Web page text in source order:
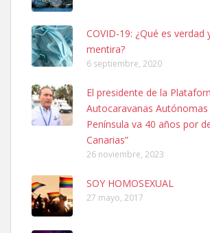
SHIBA PERDIDO AVDA JOSE MESA Y LOPEZ
PERRO MACHO RAZA SHIBA CON MICROCHIP
06/07/2025 ZONA MESA Y LOPEZ. ES MUY
Leales.org » Gran Canaria
6.7.2025
COVID-19: ¿Qué es verdad
mentira?
6 septiembre, 2020
El presidente de la
Autocaravanas Autónomas
Península va 40 años por
Canarias”
26 noviembre, 2023
SOY HOMOSEXUAL
27 mayo, 2017